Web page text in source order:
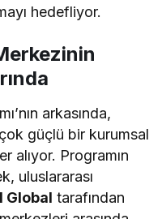
hedefliyor.
arkasında,
güçlü bir kurumsal
alıyor. Programın
uluslararası
Global tarafından